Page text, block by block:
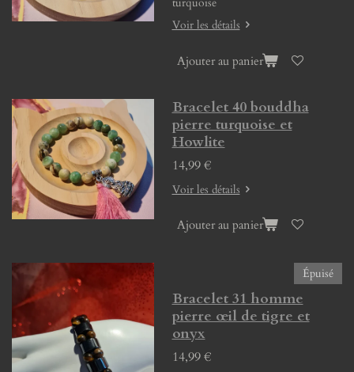
Voir les détails
Ajouter au panier
Bracelet 40 bouddha
pierre turquoise et
Howlite
14,99 €
Voir les détails
Ajouter au panier
Épuisé
Bracelet 31 homme
pierre œil de tigre et
onyx
14,99 €